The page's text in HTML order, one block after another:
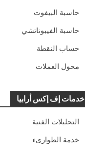
حاسبة البيفوت
حاسبة الفيبوناتشي
حساب النقطة
محول العملات
خدمات إف إكس أرابيا
التحليلات الفنية
خدمة الطوارىء